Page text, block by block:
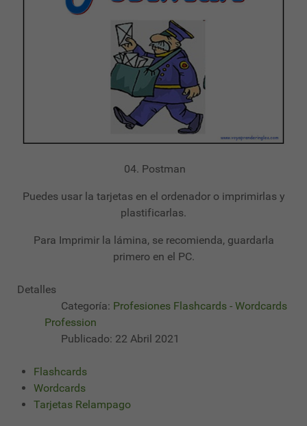
04. Postman
Puedes usar la tarjetas en el ordenador o imprimirlas y
plastificarlas.
Para Imprimir la lámina, se recomienda, guardarla
primero en el PC.
Detalles
Categoría: Profesiones Flashcards - Wordcards
Profession
Publicado: 22 Abril 2021
Flashcards
Wordcards
Tarjetas Relampago